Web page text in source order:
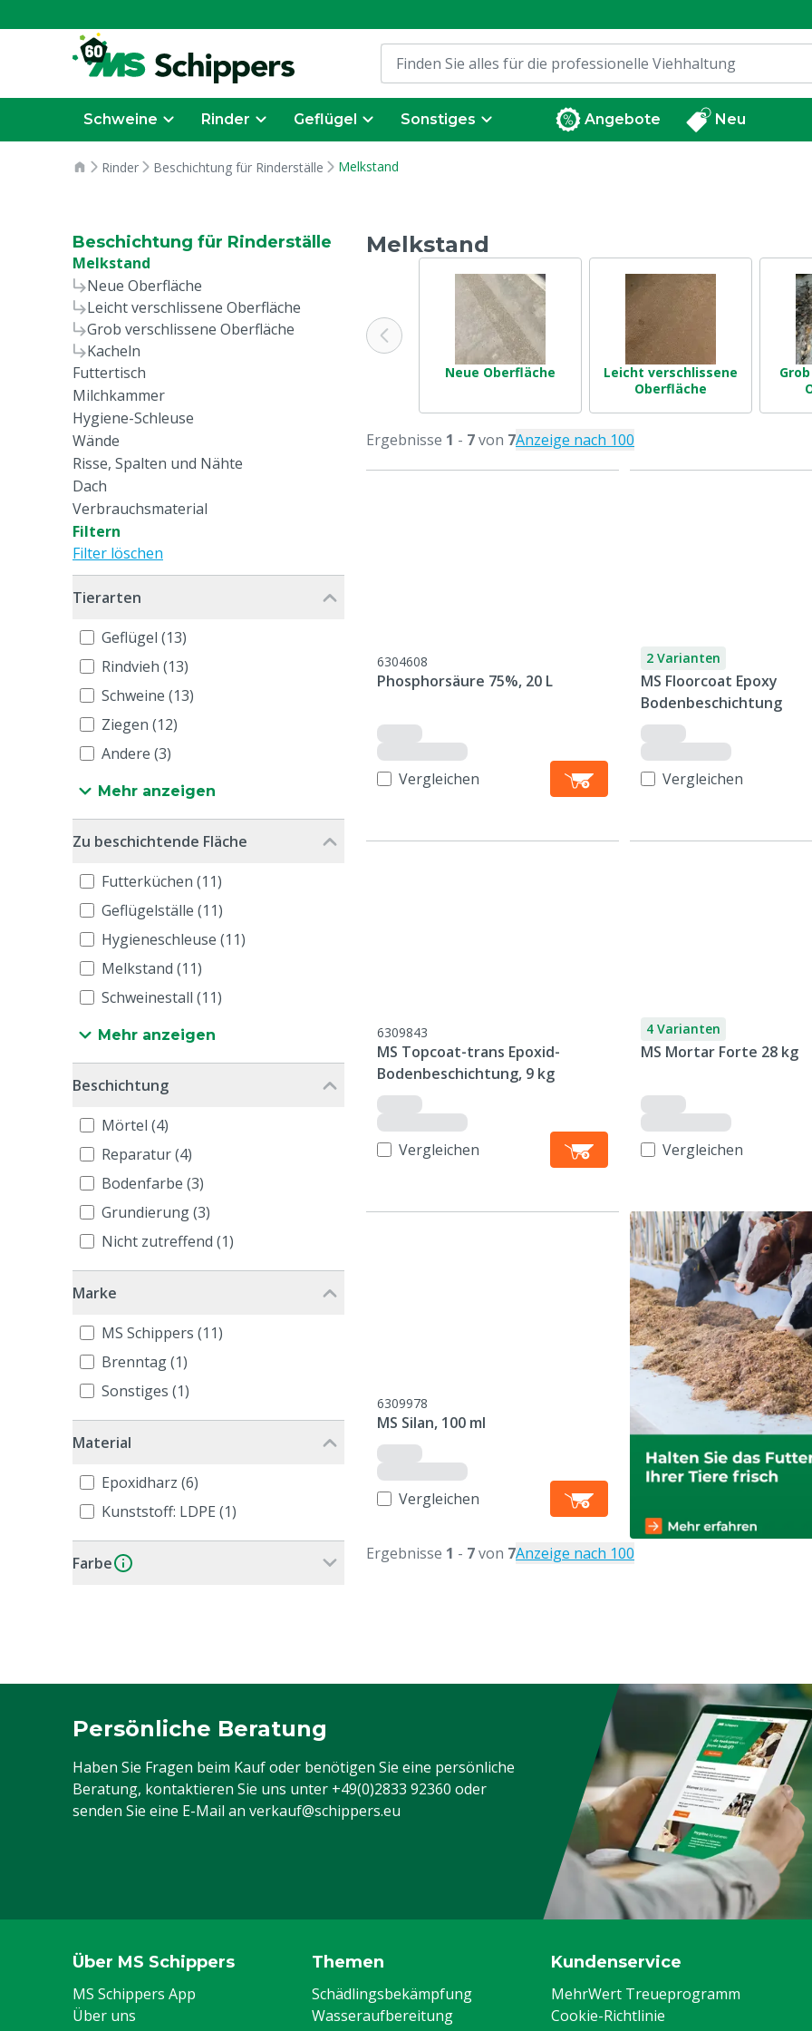
Schweine Rinder Geflügel Sonstiges Angebote Neu
Rinder Beschichtung für Rinderställe Melkstand
Beschichtung für Rinderställe
Melkstand
Neue Oberfläche
Leicht verschlissene Oberfläche
Grob verschlissene Oberfläche
Kacheln
Futtertisch
Milchkammer
Hygiene-Schleuse
Wände
Risse, Spalten und Nähte
Dach
Verbrauchsmaterial
Filtern
Filter löschen
Tierarten
Geflügel (13)
Rindvieh (13)
Schweine (13)
Ziegen (12)
Andere (3)
Mehr anzeigen
Zu beschichtende Fläche
Futterküchen (11)
Geflügelställe (11)
Hygieneschleuse (11)
Melkstand (11)
Schweinestall (11)
Mehr anzeigen
Beschichtung
Mörtel (4)
Reparatur (4)
Bodenfarbe (3)
Grundierung (3)
Nicht zutreffend (1)
Marke
MS Schippers (11)
Brenntag (1)
Sonstiges (1)
Material
Epoxidharz (6)
Kunststoff: LDPE (1)
Farbe
Melkstand
Neue Oberfläche
Leicht verschlissene
Oberfläche
Ergebnisse 1 - 7von 7Anzeige nach 100
6304608
Phosphorsäure 75%, 20 L
Vergleichen
2 Varianten
MS Floorcoat Epoxy
Bodenbeschichtung
Vergleichen
6309843
MS Topcoat-trans Epoxid-
Bodenbeschichtung, 9 kg
Vergleichen
4 Varianten
MS Mortar Forte 28 kg
Vergleichen
6309978
MS Silan, 100 ml
Vergleichen
Ergebnisse 1 - 7von 7Anzeige nach 100
Persönliche Beratung
Haben Sie Fragen beim Kauf oder benötigen Sie eine persönliche
Beratung, kontaktieren Sie uns unter +49(0)2833 92360 oder
senden Sie eine E-Mail an verkauf@schippers.eu
Über MS Schippers
MS Schippers App
Über uns
Themen
Schädlingsbekämpfung
Wasseraufbereitung
Kundenservice
MehrWert Treueprogramm
Cookie-Richtlinie